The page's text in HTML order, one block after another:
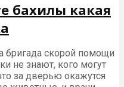
бахилы какая
бригада скорой помощи
не знают, кого могут
за дверью окажутся